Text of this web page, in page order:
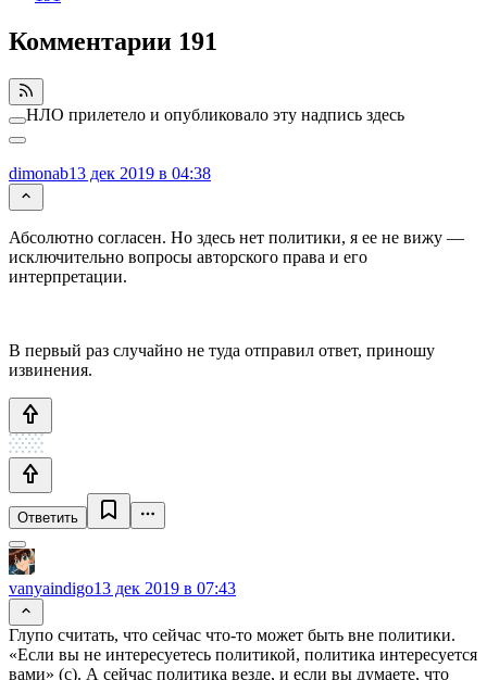
Комментарии 191
НЛО прилетело и опубликовало эту надпись здесь
dimonab13 дек 2019 в 04:38
Абсолютно согласен. Но здесь нет политики, я ее не вижу —
исключительно вопросы авторского права и его
интерпретации.
В первый раз случайно не туда отправил ответ, приношу
извинения.
Ответить
vanyaindigo13 дек 2019 в 07:43
Глупо считать, что сейчас что-то может быть вне политики.
«Если вы не интересуетесь политикой, политика интересуется
вами» (с). А сейчас политика везде, и если вы думаете, что